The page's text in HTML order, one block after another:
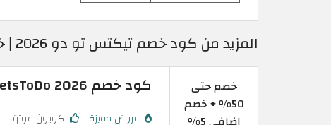
المزيد من كود خصم تيكتس تو دو 2026 | خصومات موقع تيكتس تو دو
خصم حتى
50% + خصم
كود خصم TicketsToDo 2026 | خصم حتى 50% + خصم إضافي 5%
عروض مميزة كوبون موثق